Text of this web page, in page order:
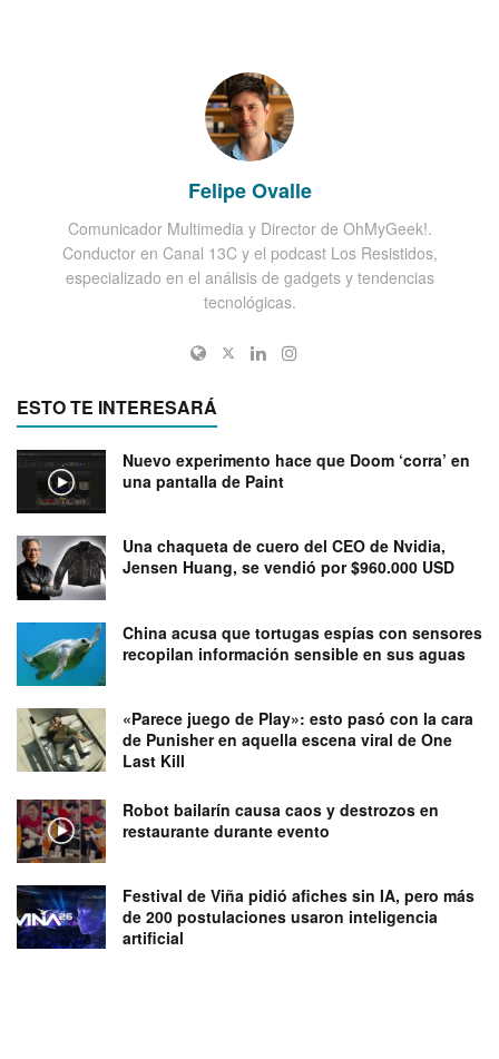
Felipe Ovalle
Comunicador Multimedia y Director de OhMyGeek!.
Conductor en Canal 13C y el podcast Los Resistidos,
especializado en el análisis de gadgets y tendencias
tecnológicas.
ESTO TE INTERESARÁ
Nuevo experimento hace que Doom ‘corra’ en
una pantalla de Paint
Una chaqueta de cuero del CEO de Nvidia,
Jensen Huang, se vendió por $960.000 USD
China acusa que tortugas espías con sensores
recopilan información sensible en sus aguas
«Parece juego de Play»: esto pasó con la cara
de Punisher en aquella escena viral de One
Last Kill
Robot bailarín causa caos y destrozos en
restaurante durante evento
Festival de Viña pidió afiches sin IA, pero más
de 200 postulaciones usaron inteligencia
artificial